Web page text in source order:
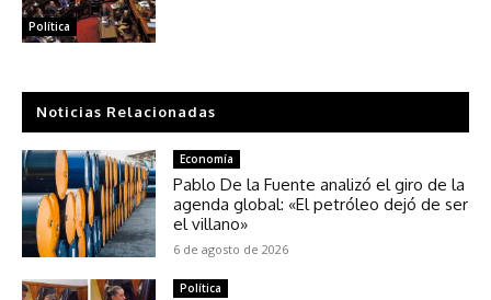
Política
Noticias Relacionadas
Economía
Pablo De la Fuente analizó el giro de la
agenda global: «El petróleo dejó de ser
el villano»
6 de agosto de 2026
Política